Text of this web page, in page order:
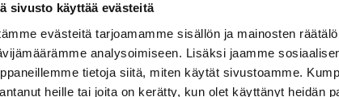
sivusto käyttää evästeitä
evästeitä tarjoamamme sisällön ja mainosten
analysoimiseen. Lisäksi jaamme
tietoja siitä, miten käytät sivustoamme.
heille tai joita on kerätty, kun olet käyttänyt heidän
belongs to the following
25 op - syksy 2025 - kevät 2027